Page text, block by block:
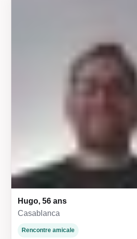
Hugo, 56 ans
Casablanca
Rencontre amicale